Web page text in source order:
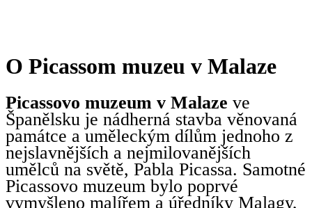
O Picassom muzeu v Malaze
Picassovo muzeum v Malaze ve
Španělsku je nádherná stavba věnovaná
památce a uměleckým dílům jednoho z
nejslavnějších a nejmilovanějších
umělců na světě, Pabla Picassa. Samotné
Picassovo muzeum bylo poprvé
vymyšleno malířem a úředníky Malagy,